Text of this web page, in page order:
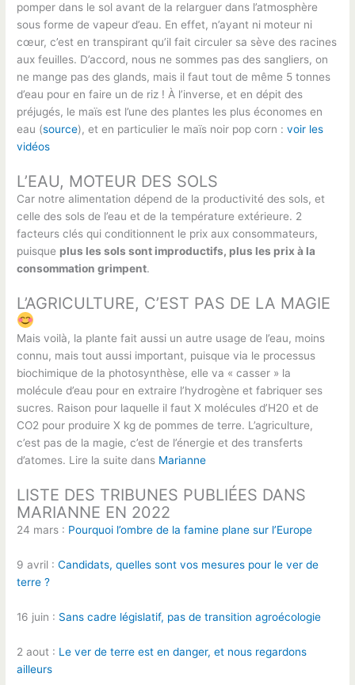
pomper dans le sol avant de la relarguer dans l’atmosphère
sous forme de vapeur d’eau. En effet, n’ayant ni moteur ni
cœur, c’est en transpirant qu’il fait circuler sa sève des racines
aux feuilles. D’accord, nous ne sommes pas des sangliers, on
ne mange pas des glands, mais il faut tout de même 5 tonnes
d’eau pour en faire un de riz ! À l’inverse, et en dépit des
préjugés, le maïs est l’une des plantes les plus économes en
eau (source), et en particulier le maïs noir pop corn :voir les
vidéos
L’EAU, MOTEUR DES SOLS
Car notre alimentation dépend de la productivité des sols, et
celle des sols de l’eau et de la température extérieure. 2
facteurs clés qui conditionnent le prix aux consommateurs,
puisque plus les sols sont improductifs, plus les prix à la
consommation grimpent.
L’AGRICULTURE, C’EST PAS DE LA MAGIE
Mais voilà, la plante fait aussi un autre usage de l’eau, moins
connu, mais tout aussi important, puisque via le processus
biochimique de la photosynthèse, elle va « casser » la
molécule d’eau pour en extraire l’hydrogène et fabriquer ses
sucres. Raison pour laquelle il faut X molécules d’H20 et de
CO2 pour produire X kg de pommes de terre. L’agriculture,
c’est pas de la magie, c’est de l’énergie et des transferts
d’atomes. Lire la suite dans Marianne
LISTE DES TRIBUNES PUBLIÉES DANS
MARIANNE EN 2022
24 mars : Pourquoi l’ombre de la famine plane sur l’Europe
9 avril :Candidats, quelles sont vos mesures pour le ver de
terre ?
16 juin : Sans cadre législatif, pas de transition agroécologie
2 aout : Le ver de terre est en danger, et nous regardons
ailleurs